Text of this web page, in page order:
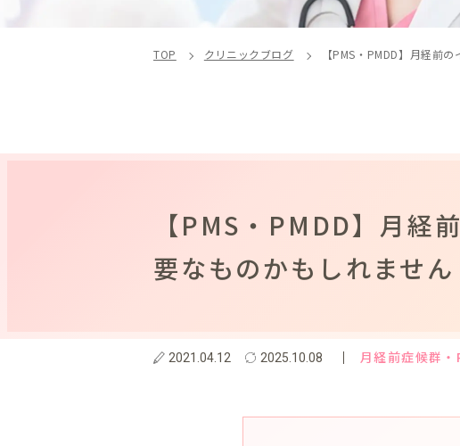
TOP クリニックブログ 【PMS・PMDD】月経前
【PMS・PMDD】月経
要なものかもしれません
2021.04.12 2025.10.08 月経前症候群